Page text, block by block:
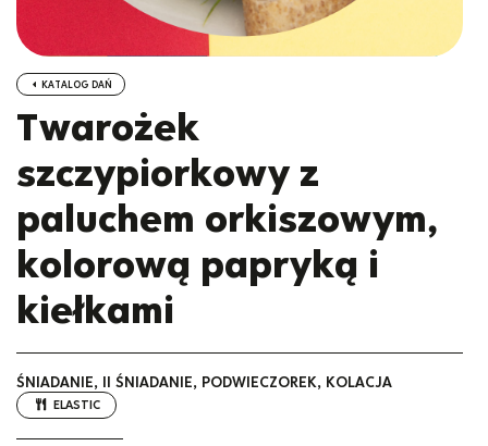
KATALOG DAŃ
Twarożek
szczypiorkowy z
paluchem orkiszowym,
kolorową papryką i
kiełkami
ŚNIADANIE, II ŚNIADANIE, PODWIECZOREK, KOLACJA
ELASTIC